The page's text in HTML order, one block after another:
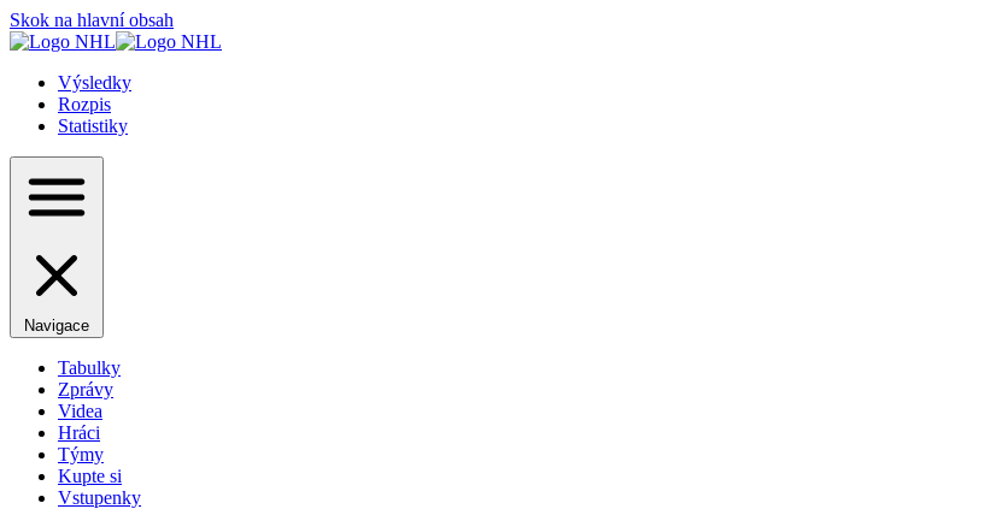
Skok na hlavní obsah
Výsledky
Rozpis
Statistiky
Navigace
Tabulky
Zprávy
Videa
Hráci
Týmy
Kupte si
Vstupenky